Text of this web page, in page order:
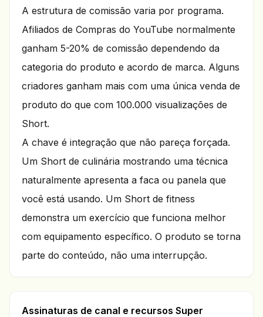
A estrutura de comissão varia por programa.
Afiliados de Compras do YouTube normalmente
ganham 5-20% de comissão dependendo da
categoria do produto e acordo de marca. Alguns
criadores ganham mais com uma única venda de
produto do que com 100.000 visualizações de
Short.
A chave é integração que não pareça forçada.
Um Short de culinária mostrando uma técnica
naturalmente apresenta a faca ou panela que
você está usando. Um Short de fitness
demonstra um exercício que funciona melhor
com equipamento específico. O produto se torna
parte do conteúdo, não uma interrupção.
Assinaturas de canal e recursos Super